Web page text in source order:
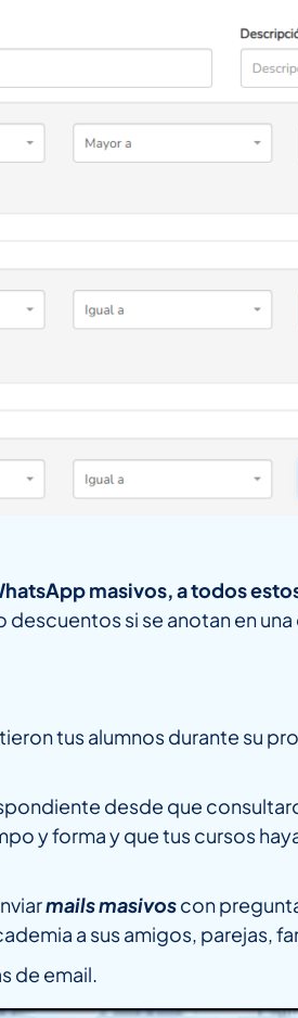
masivos, a todos
si se anotan en
tus alumnos durante su
desde que
y forma y que tus cursos
mails masivoscon
a sus amigos, parejas,
de email.